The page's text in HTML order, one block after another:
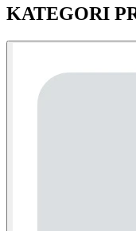
KATEGORI